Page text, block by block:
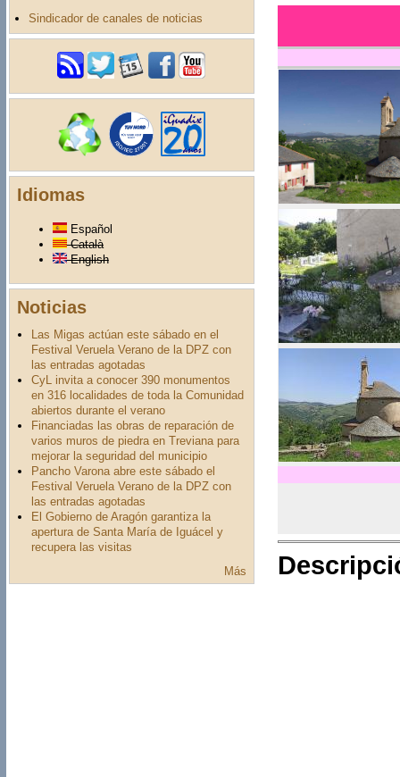
Sindicador de canales de noticias
Idiomas
Español
Català
English
Noticias
Las Migas actúan este sábado en el
Festival Veruela Verano de la DPZ con
las entradas agotadas
CyL invita a conocer 390 monumentos
en 316 localidades de toda la Comunidad
abiertos durante el verano
Financiadas las obras de reparación de
varios muros de piedra en Treviana para
mejorar la seguridad del municipio
Pancho Varona abre este sábado el
Festival Veruela Verano de la DPZ con
las entradas agotadas
El Gobierno de Aragón garantiza la
apertura de Santa María de Iguácel y
recupera las visitas
Más